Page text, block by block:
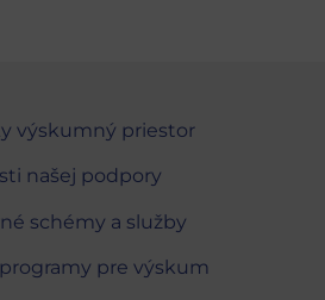
výskumný priestor
našej podpory
schémy a služby
pre výskum